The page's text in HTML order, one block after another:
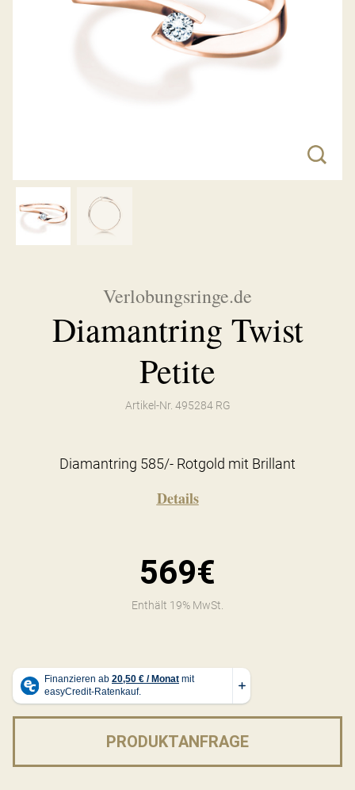
Verlobungsringe.de
Diamantring Twist
Petite
Artikel-Nr. 495284 RG
Diamantring 585/- Rotgold mit Brillant
Details
569€
Enthält 19% MwSt.
PRODUKTANFRAGE